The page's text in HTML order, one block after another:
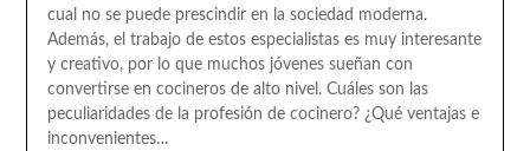
cual no se puede prescindir en la sociedad moderna.
Además, el trabajo de estos especialistas es muy interesante
y creativo, por lo que muchos jóvenes sueñan con
convertirse en cocineros de alto nivel. Cuáles son las
peculiaridades de la profesión de cocinero? ¿Qué ventajas e
inconvenientes…